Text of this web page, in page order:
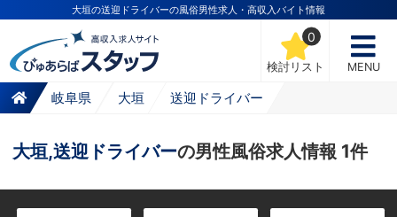
大垣の送迎ドライバーの風俗男性求人・高収入バイト情報
検討リスト
0
MENU
岐阜県 大垣 送迎ドライバー
大垣,送迎ドライバーの男性風俗求人情報 1件